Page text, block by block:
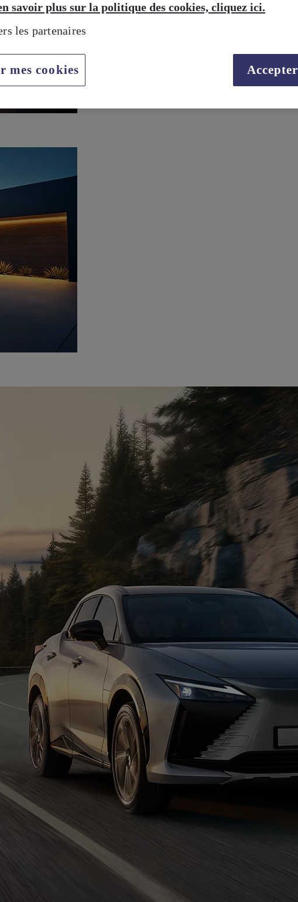
savoir plus sur la politique des cookies, cliquez ici.
les partenaires
mes cookies Accepter